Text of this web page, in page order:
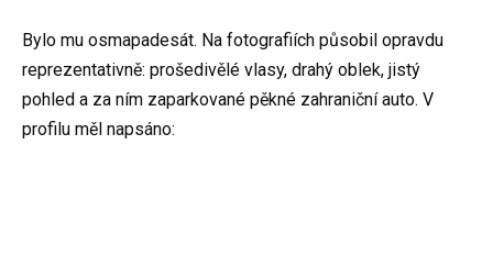
Bylo mu osmapadesát. Na fotografiích působil opravdu
reprezentativně: prošedivělé vlasy, drahý oblek, jistý
pohled a za ním zaparkované pěkné zahraniční auto. V
profilu měl napsáno: